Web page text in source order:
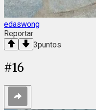
edaswong
Reportar
3puntos
#16